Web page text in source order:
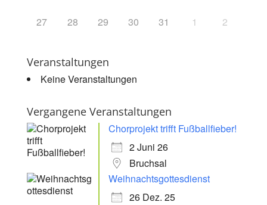
27 28 29 30 31 1 2
Veranstaltungen
Keine Veranstaltungen
Vergangene Veranstaltungen
Chorprojekt trifft Fußballfieber!
2 Juni 26
Bruchsal
Weihnachtsgottesdienst
26 Dez. 25